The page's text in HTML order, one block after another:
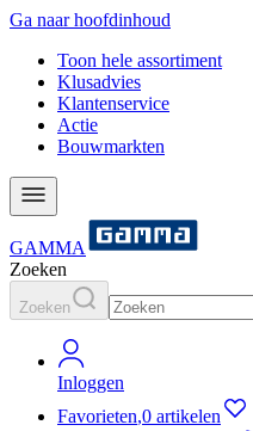
Ga naar hoofdinhoud
Toon hele assortiment
Klusadvies
Klantenservice
Actie
Bouwmarkten
GAMMA
Zoeken
Zoeken
Inloggen
Favorieten,0 artikelen